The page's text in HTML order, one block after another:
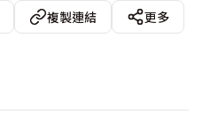
複製連結
更多